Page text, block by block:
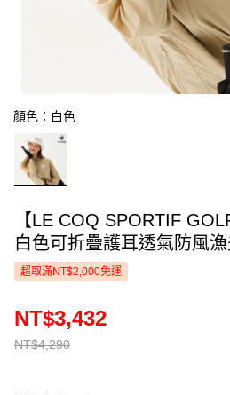
顏色：白色
【LE COQ SPORTIF
白色可折疊護耳透氣防風
超取滿NT$2,000免運
NT$4,290
NT$3,432